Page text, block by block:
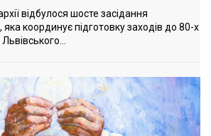
відбулося шосте засідання
яка координує підготовку заходів до 80-х